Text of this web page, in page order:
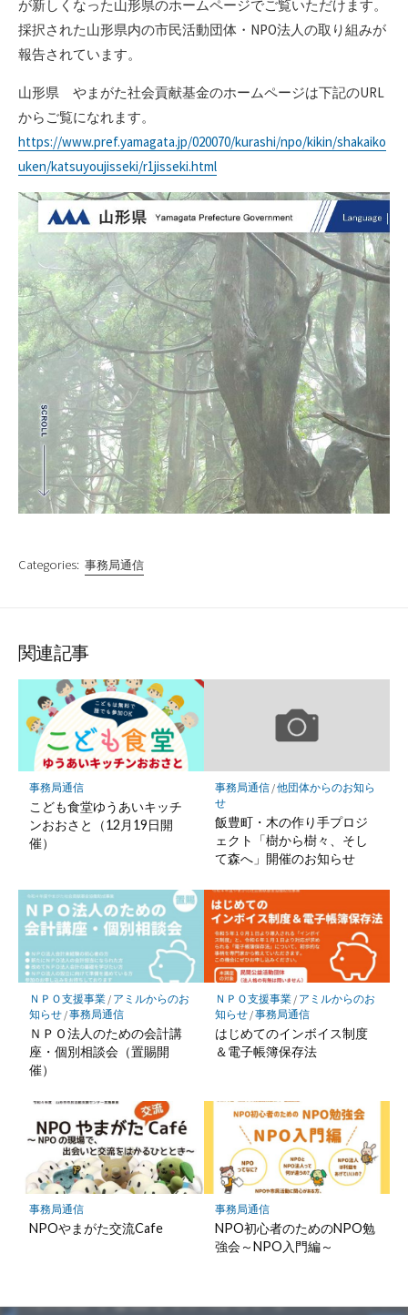
が新しくなった山形県のホームページでご覧いただけます。
採択された山形県内の市民活動団体・NPO法人の取り組みが
報告されています。
山形県 やまがた社会貢献基金のホームページは下記のURL
からご覧になれます。
https://www.pref.yamagata.jp/020070/kurashi/npo/kikin/shakaiko
uken/katsuyoujisseki/r1jisseki.html
Categories: 事務局通信
関連記事
事務局通信
こども食堂ゆうあいキッチ
ンおおさと（12月19日開
催）
事務局通信/他団体からのお知ら
せ
飯豊町・木の作り手プロジ
ェクト「樹から樹々、そし
て森へ」開催のお知らせ
ＮＰＯ支援事業/ アミルからのお
知らせ/事務局通信
ＮＰＯ法人のための会計講
座・個別相談会（置賜開
催）
ＮＰＯ支援事業/ アミルからのお
知らせ/事務局通信
はじめてのインボイス制度
＆電子帳簿保存法
事務局通信
NPOやまがた交流Cafe
事務局通信
NPO初心者のためのNPO勉
強会～NPO入門編～